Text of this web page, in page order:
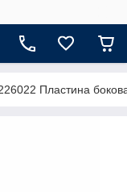
Пластина